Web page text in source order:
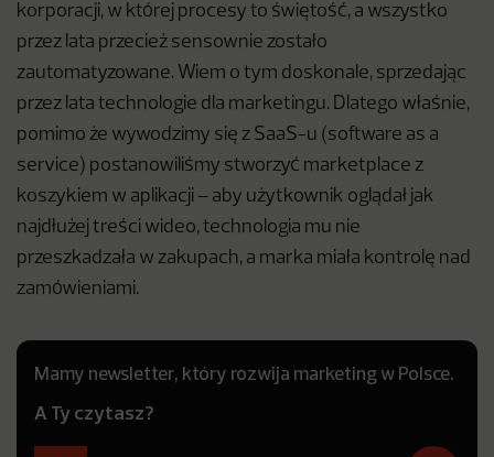
korporacji, w której procesy to świętość, a wszystko
przez lata przecież sensownie zostało
zautomatyzowane. Wiem o tym doskonale, sprzedając
przez lata technologie dla marketingu. Dlatego właśnie,
pomimo że wywodzimy się z SaaS-u (software as a
service) postanowiliśmy stworzyć marketplace z
koszykiem w aplikacji – aby użytkownik oglądał jak
najdłużej treści wideo, technologia mu nie
przeszkadzała w zakupach, a marka miała kontrolę nad
zamówieniami.
Mamy newsletter, który rozwija marketing w Polsce.
A Ty czytasz?